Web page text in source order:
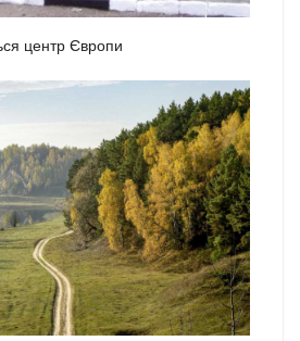
центр Європи